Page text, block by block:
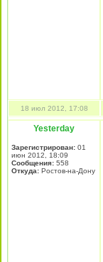
18 июл 2012, 17:08
Yesterday
Зарегистрирован: 01
июн 2012, 18:09
Сообщения: 558
Откуда: Ростов-на-Дону